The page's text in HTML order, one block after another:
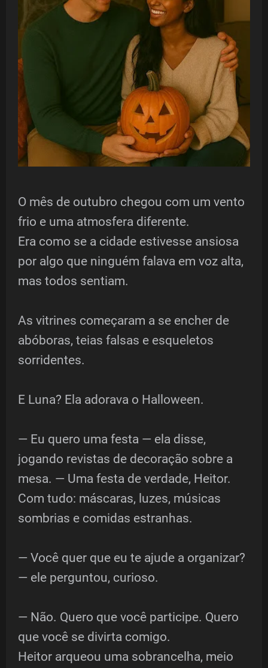
O mês de outubro chegou com um vento
frio e uma atmosfera diferente.
Era como se a cidade estivesse ansiosa
por algo que ninguém falava em voz alta,
mas todos sentiam.
As vitrines começaram a se encher de
abóboras, teias falsas e esqueletos
sorridentes.
E Luna? Ela adorava o Halloween.
— Eu quero uma festa — ela disse,
jogando revistas de decoração sobre a
mesa. — Uma festa de verdade, Heitor.
Com tudo: máscaras, luzes, músicas
sombrias e comidas estranhas.
— Você quer que eu te ajude a organizar?
— ele perguntou, curioso.
— Não. Quero que você participe. Quero
que você se divirta comigo.
Heitor arqueou uma sobrancelha, meio